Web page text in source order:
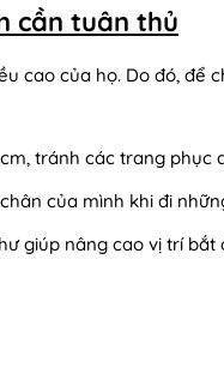
cần tuân thủ
cao của họ. Do đó, để
tránh các trang phục
của mình khi đi
giúp nâng cao vị trí bắt